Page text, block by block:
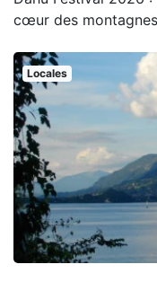
cœur des
Locales